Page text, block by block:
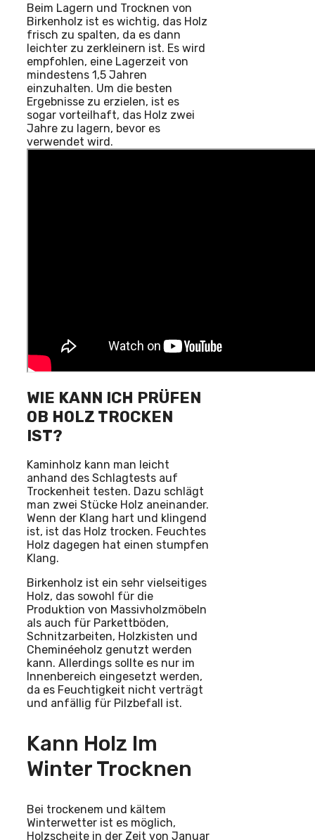
Beim Lagern und Trocknen von
Birkenholz ist es wichtig, das Holz
frisch zu spalten, da es dann
leichter zu zerkleinern ist. Es wird
empfohlen, eine Lagerzeit von
mindestens 1,5 Jahren
einzuhalten. Um die besten
Ergebnisse zu erzielen, ist es
sogar vorteilhaft, das Holz zwei
Jahre zu lagern, bevor es
verwendet wird.
WIE KANN ICH PRÜFEN
OB HOLZ TROCKEN
IST?
Kaminholz kann man leicht
anhand des Schlagtests auf
Trockenheit testen. Dazu schlägt
man zwei Stücke Holz aneinander.
Wenn der Klang hart und klingend
ist, ist das Holz trocken. Feuchtes
Holz dagegen hat einen stumpfen
Klang.
Birkenholz ist ein sehr vielseitiges
Holz, das sowohl für die
Produktion von Massivholzmöbeln
als auch für Parkettböden,
Schnitzarbeiten, Holzkisten und
Cheminéeholz genutzt werden
kann. Allerdings sollte es nur im
Innenbereich eingesetzt werden,
da es Feuchtigkeit nicht verträgt
und anfällig für Pilzbefall ist.
Kann Holz Im
Winter Trocknen
Bei trockenem und kältem
Winterwetter ist es möglich,
Holzscheite in der Zeit von Januar